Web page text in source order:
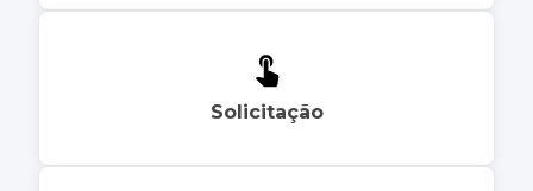
Solicitação